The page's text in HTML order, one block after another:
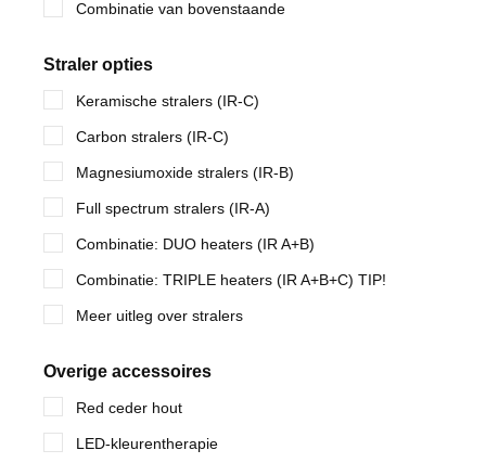
Combinatie van bovenstaande
Straler opties
Keramische stralers (IR-C)
Carbon stralers (IR-C)
Magnesiumoxide stralers (IR-B)
Full spectrum stralers (IR-A)
Combinatie: DUO heaters (IR A+B)
Combinatie: TRIPLE heaters (IR A+B+C) TIP!
Meer uitleg over stralers
Overige accessoires
Red ceder hout
LED-kleurentherapie